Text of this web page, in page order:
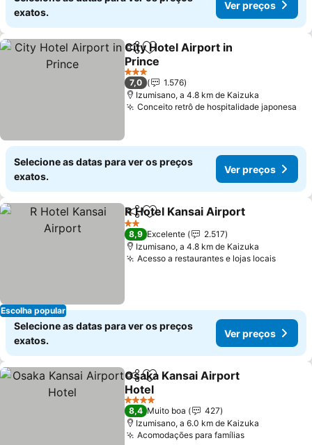
exatos.
Ver preços
PartilharAdicionar aos favoritos
City Hotel Airport in
Prince
Ver preços
3 Estrelas
7,0
1.576
Izumisano, a 4.8 km de Kaizuka
Conceito retrô de hospitalidade japonesa
Selecione as datas para ver os preços
exatos.
Ver preços
Escolha popular
PartilharAdicionar aos favoritos
R Hotel Kansai Airport
2 Estrelas
8,9 Excelente
2.517
Izumisano, a 4.8 km de Kaizuka
Acesso a restaurantes e lojas locaisVer
Selecione as datas para ver os preços
exatos.
Ver preços
PartilharAdicionar aos favoritos
Osaka Kansai Airport
Hotel
Ver preços
4 Estrelas
8,4 Muito boa
427
Izumisano, a 6.0 km de Kaizuka
Acomodações para famíliasVer preços